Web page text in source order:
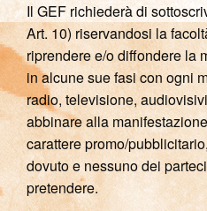
Il GEF richiederà di
Art. 10) riservandosi la
riprendere e/o diffondere la
in alcune sue fasi con ogni
radio, televisione,
abbinare alla
carattere promo/
dovuto e nessuno dei
pretendere.